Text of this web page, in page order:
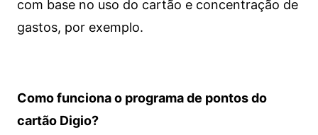
com base no uso do cartão e concentração de
gastos, por exemplo.
Como funciona o programa de pontos do
cartão Digio?